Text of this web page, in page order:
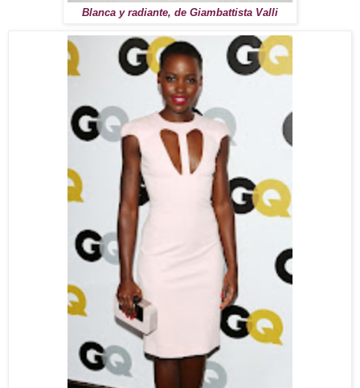
Blanca y radiante, de Giambattista Valli